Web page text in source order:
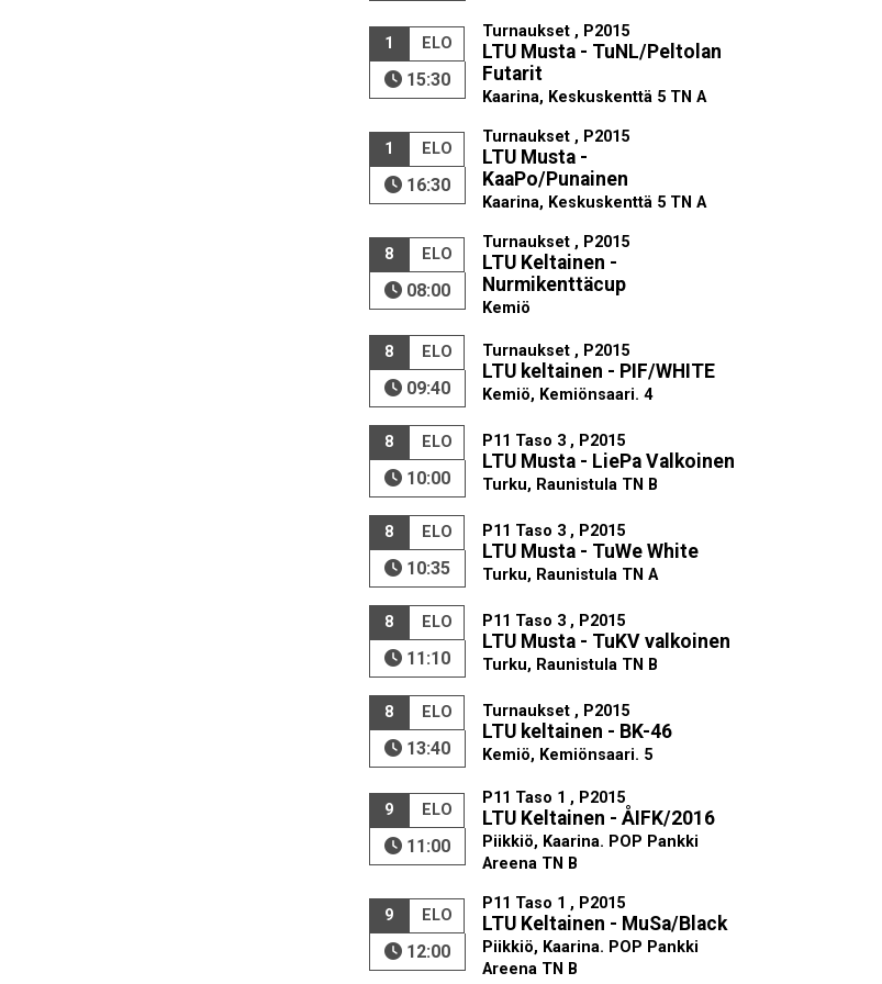
1 ELO
15:30
Turnaukset , P2015
LTU Musta - TuNL/Peltolan
Futarit
Kaarina, Keskuskenttä 5 TN A
1 ELO
16:30
Turnaukset , P2015
LTU Musta -
KaaPo/Punainen
Kaarina, Keskuskenttä 5 TN A
8 ELO
08:00
Turnaukset , P2015
LTU Keltainen -
Nurmikenttäcup
Kemiö
8 ELO
09:40
Turnaukset , P2015
LTU keltainen - PIF/WHITE
Kemiö, Kemiönsaari. 4
8 ELO
10:00
P11 Taso 3 , P2015
LTU Musta - LiePa Valkoinen
Turku, Raunistula TN B
8 ELO
10:35
P11 Taso 3 , P2015
LTU Musta - TuWe White
Turku, Raunistula TN A
8 ELO
11:10
P11 Taso 3 , P2015
LTU Musta - TuKV valkoinen
Turku, Raunistula TN B
8 ELO
13:40
Turnaukset , P2015
LTU keltainen - BK-46
Kemiö, Kemiönsaari. 5
9 ELO
11:00
P11 Taso 1 , P2015
LTU Keltainen - ÅIFK/2016
Piikkiö, Kaarina. POP Pankki
Areena TN B
9 ELO
12:00
P11 Taso 1 , P2015
LTU Keltainen - MuSa/Black
Piikkiö, Kaarina. POP Pankki
Areena TN B